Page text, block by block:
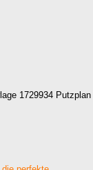
1729934 Putzplan